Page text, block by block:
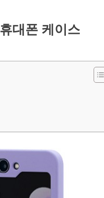
대폰 케이스